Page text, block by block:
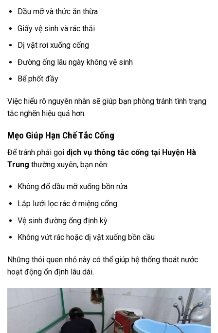
Dầu mỡ và thức ăn thừa
Giấy vệ sinh và rác thải
Dị vật rơi xuống cống
Đường ống lâu ngày không vệ sinh
Bể phốt đầy
Việc hiểu rõ nguyên nhân sẽ giúp bạn phòng tránh tình trạng
tắc nghẽn hiệu quả hơn.
Mẹo Giúp Hạn Chế Tắc Cống
Để tránh phải gọi dịch vụ thông tắc cống tại Huyện Hà
Trung thường xuyên, bạn nên:
Không đổ dầu mỡ xuống bồn rửa
Lắp lưới lọc rác ở miệng cống
Vệ sinh đường ống định kỳ
Không vứt rác hoặc dị vật xuống bồn cầu
Những thói quen nhỏ này có thể giúp hệ thống thoát nước
hoạt động ổn định lâu dài.